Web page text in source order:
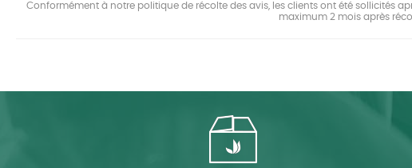
Conformément à notre politique de récolte des avis, les clients ont été sollicités
maximum 2 mois après